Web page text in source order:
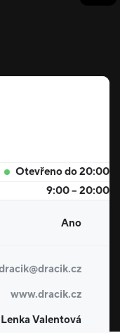
Otevřeno do 20:00
9:00 – 20:00
Ano
www.dracik.cz
Lenka Valentová